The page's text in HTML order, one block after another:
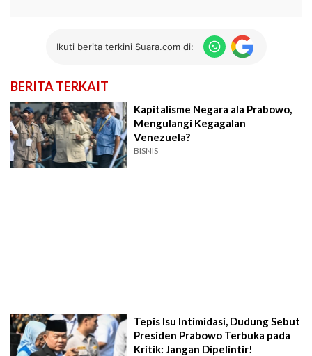
Ikuti berita terkini Suara.com di:
BERITA TERKAIT
Kapitalisme Negara ala Prabowo,
Mengulangi Kegagalan
Venezuela?
BISNIS
Tepis Isu Intimidasi, Dudung Sebut
Presiden Prabowo Terbuka pada
Kritik: Jangan Dipelintir!